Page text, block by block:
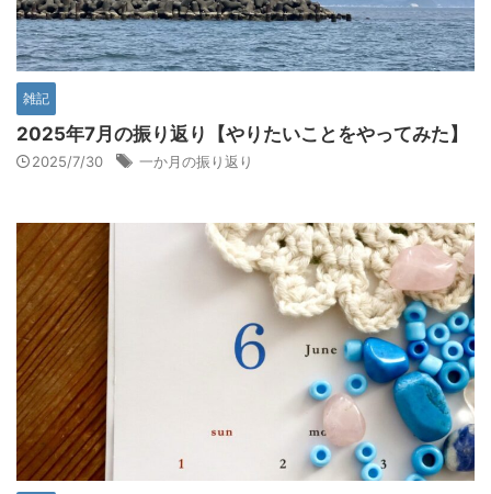
雑記
2025年7月の振り返り【やりたいことをやってみた】
2025/7/30 一か月の振り返り